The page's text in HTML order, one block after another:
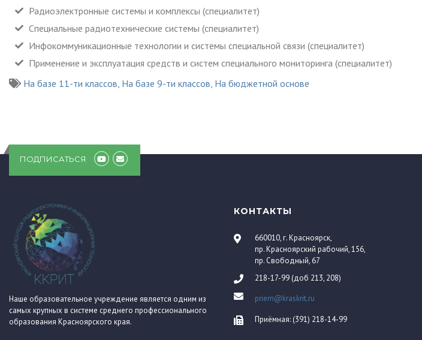
Радиоэлектронные системы и комплексы (специалитет)
Специальные радиотехнические системы (специалитет)
Инфокоммуникационные технологии и системы специальной связи (специалитет)
Применение и эксплуатация средств и систем специального мониторинга (специалитет)
На базе 11-ти классов На базе 9-ти классов На бюджетной основе
ПОДПИСАТЬСЯ
Наше образовательное учреждение является одним из
самых крупных в системе среднего профессионального
образования Красноярского края.
КОНТАКТЫ
660010, г. Красноярск,
пр. Красноярский рабочий, 156,
пр. Свободный, 67
218-17-99 (доб 213, 208)
priem@kraskrit.ru
Приёмная: (391) 218-14-99